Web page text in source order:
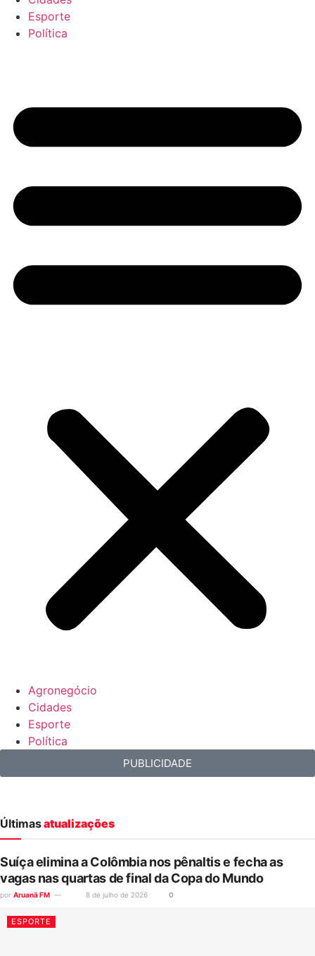
Esporte
Política
Agronegócio
Cidades
Esporte
Política
PUBLICIDADE
Últimasatualizações
Suíça elimina a Colômbia nos pênaltis e fecha as
vagas nas quartas de final da Copa do Mundo
por Aruanã FM 8 de julho de 2026 0
ESPORTE